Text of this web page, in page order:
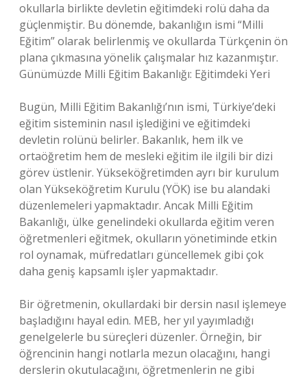
okullarla birlikte devletin eğitimdeki rolü daha da
güçlenmiştir. Bu dönemde, bakanlığın ismi “Milli
Eğitim” olarak belirlenmiş ve okullarda Türkçenin ön
plana çıkmasına yönelik çalışmalar hız kazanmıştır.
Günümüzde Milli Eğitim Bakanlığı: Eğitimdeki Yeri
Bugün, Milli Eğitim Bakanlığı’nın ismi, Türkiye’deki
eğitim sisteminin nasıl işlediğini ve eğitimdeki
devletin rolünü belirler. Bakanlık, hem ilk ve
ortaöğretim hem de mesleki eğitim ile ilgili bir dizi
görev üstlenir. Yükseköğretimden ayrı bir kurulum
olan Yükseköğretim Kurulu (YÖK) ise bu alandaki
düzenlemeleri yapmaktadır. Ancak Milli Eğitim
Bakanlığı, ülke genelindeki okullarda eğitim veren
öğretmenleri eğitmek, okulların yönetiminde etkin
rol oynamak, müfredatları güncellemek gibi çok
daha geniş kapsamlı işler yapmaktadır.
Bir öğretmenin, okullardaki bir dersin nasıl işlemeye
başladığını hayal edin. MEB, her yıl yayımladığı
genelgelerle bu süreçleri düzenler. Örneğin, bir
öğrencinin hangi notlarla mezun olacağını, hangi
derslerin okutulacağını, öğretmenlerin ne gibi